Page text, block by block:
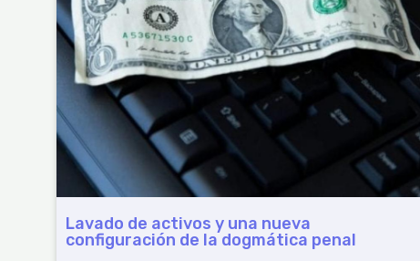
Lavado de activos y una nueva
configuración de la dogmática penal